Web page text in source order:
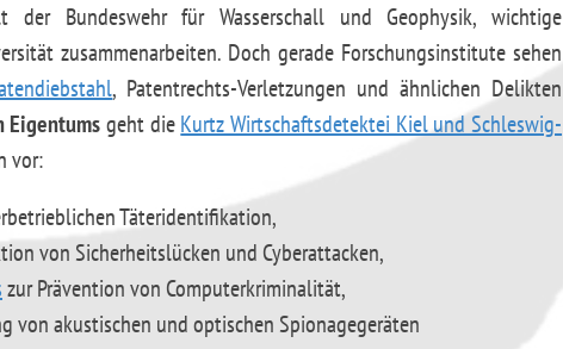
der Bundeswehr für Wasserschall und Geophysik, wichtige
zusammenarbeiten. Doch gerade Forschungsinstitute sehen
, Patentrechts-Verletzungen und ähnlichen Delikten
Eigentumsgeht dieKurtz Wirtschaftsdetektei Kiel und Schleswig-
vor:
Täteridentifikation,
von Sicherheitslücken und Cyberattacken,
zur Prävention von Computerkriminalität,
von akustischen und optischen Spionagegeräten